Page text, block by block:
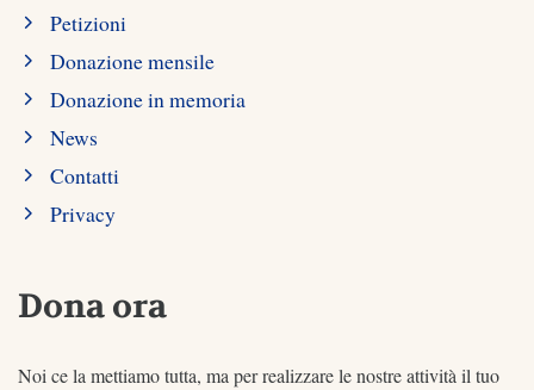
Petizioni
Donazione mensile
Donazione in memoria
News
Contatti
Privacy
Dona ora
Noi ce la mettiamo tutta, ma per realizzare le nostre attività il tuo